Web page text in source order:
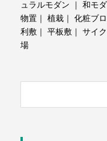
ュラルモダン ｜ 和モ
物置 ｜ 植栽 ｜ 化粧ブ
利敷 ｜ 平板敷 ｜ サイ
場